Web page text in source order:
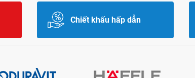
Chiết khấu hấp dẫn